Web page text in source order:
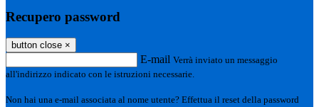
Recupero password
button close ×
E-mail Verrà inviato un messaggio
all'indirizzo indicato con le istruzioni necessarie.
Non hai una e-mail associata al nome utente? Effettua il reset della password